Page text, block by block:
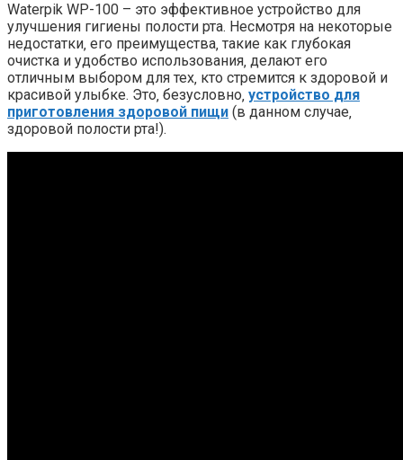
Waterpik WP-100 – это эффективное устройство для
улучшения гигиены полости рта. Несмотря на некоторые
недостатки‚ его преимущества‚ такие как глубокая
очистка и удобство использования‚ делают его
отличным выбором для тех‚ кто стремится к здоровой и
красивой улыбке. Это‚ безусловно‚ устройство для
приготовления здоровой пищи (в данном случае‚
здоровой полости рта!).